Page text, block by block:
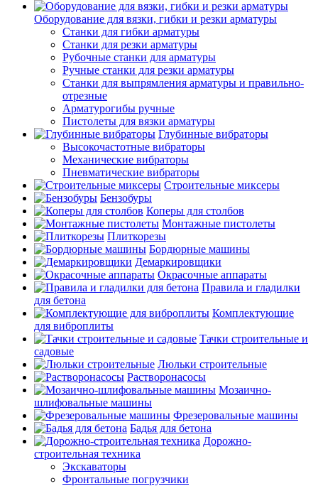
Оборудование для вязки, гибки и резки арматуры
Станки для гибки арматуры
Станки для резки арматуры
Рубочные станки для арматуры
Ручные станки для резки арматуры
Станки для выпрямления арматуры и правильно-
отрезные
Арматурогибы ручные
Пистолеты для вязки арматуры
Глубинные вибраторы
Высокочастотные вибраторы
Механические вибраторы
Пневматические вибраторы
Строительные миксеры
Бензобуры
Коперы для столбов
Монтажные пистолеты
Плиткорезы
Бордюрные машины
Демаркировщики
Окрасочные аппараты
Правила и гладилки
для бетона
Комплектующие
для виброплиты
Тачки строительные и
садовые
Люльки строительные
Растворонасосы
Мозаично-
шлифовальные машины
Фрезеровальные машины
Бадья для бетона
Дорожно-
строительная техника
Экскаваторы
Фронтальные погрузчики